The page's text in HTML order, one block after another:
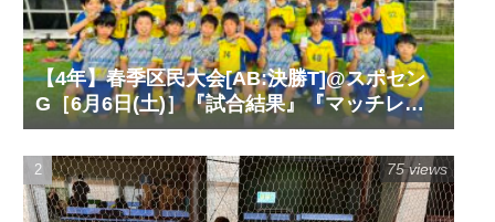
【4年】春季区民大会[AB:決勝T]@スポセン
G［6月6日(土)］『試合結果』『マッチレポ
ート』『試合動画』
75 views